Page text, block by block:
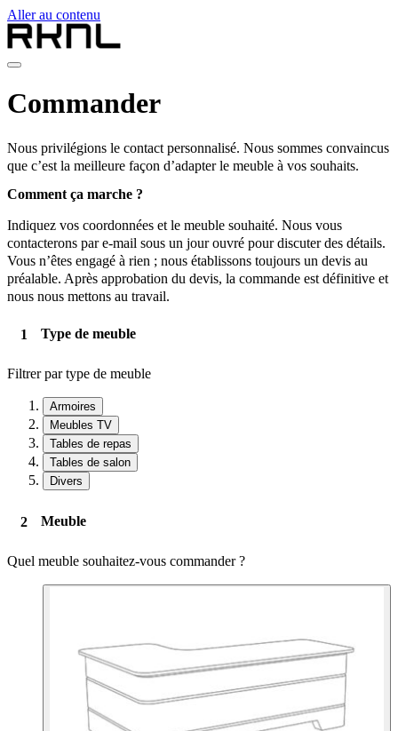
Aller au contenu
Collection
fr
de
en
Commander
Nous privilégions le contact personnalisé. Nous sommes convaincus
que c’est la meilleure façon d’adapter le meuble à vos souhaits.
Comment ça marche ?
Indiquez vos coordonnées et le meuble souhaité. Nous vous
contacterons par e-mail sous un jour ouvré pour discuter des détails.
Vous n’êtes engagé à rien ; nous établissons toujours un devis au
préalable. Après approbation du devis, la commande est définitive et
nous nous mettons au travail.
Type de meuble
Filtrer par type de meuble
Armoires
Meubles TV
Tables de repas
Tables de salon
Divers
Meuble
Quel meuble souhaitez-vous commander ?